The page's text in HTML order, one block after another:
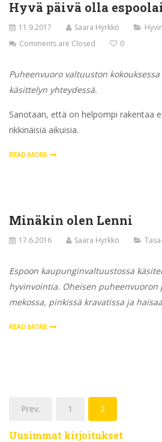
Hyvä päivä olla
11.9.2017 Saara Hyrkkö
Comments are Closed
0
Puheenvuoro valtuuston
käsittelyn yhteydessä.
Sanotaan, että on helpompi rakentaa
rikkinäisiä aikuisia.
READ MORE
Minäkin olen Lenni
17.6.2016 Saara Hyrkkö
Espoon kaupunginvaltuustossa
hyvinvointia. Oheisen puheenvuoron
mekossa, pinkissä kravatissa ja
READ MORE
Prev. 1 2
Uusimmat kirjoitukset